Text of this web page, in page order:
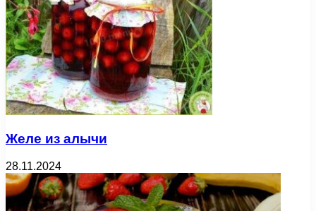
Желе из алычи
28.11.2024